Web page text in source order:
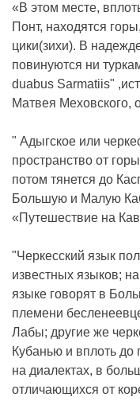
«В этом месте,
Понт, находятся
цики(зихи). В
повинуются ни
duabus Sarmatiis"
Матвея Меховского,
" Адыгское или
пространство от
потом тянется до
Большую и Малую
«Путешествие на
"Черкесский язык
известных языков;
языке говорят в
племени
Лабы; другие же
Кубанью и вплоть до
на диалектах, в
отличающихся от